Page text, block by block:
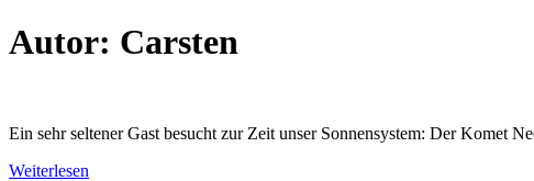
Autor: Carsten
Ein sehr seltener Gast besucht zur Zeit unser Sonnensystem: Der Komet
Weiterlesen